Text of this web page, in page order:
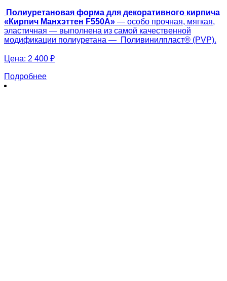
Полиуретановая форма для декоративного кирпича
«Кирпич Манхэттен F550A» — особо прочная, мягкая,
эластичная — выполнена из самой качественной
модификации полиуретана — Поливинилпласт® (PVP).
Цена: 2 400 ₽
Подробнее